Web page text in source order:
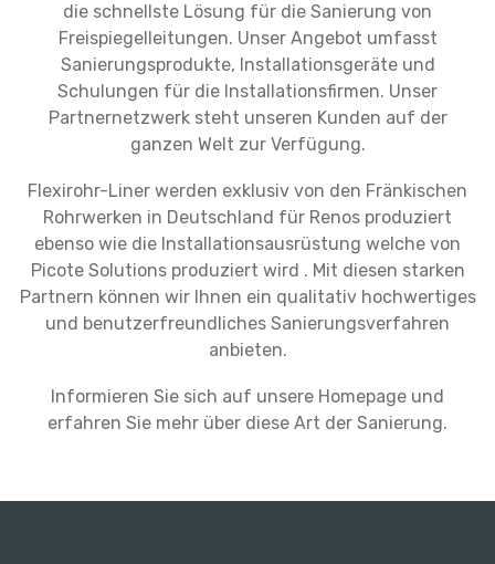
die schnellste Lösung für die Sanierung von
Freispiegelleitungen. Unser Angebot umfasst
Sanierungsprodukte, Installationsgeräte und
Schulungen für die Installationsfirmen. Unser
Partnernetzwerk steht unseren Kunden auf der
ganzen Welt zur Verfügung.
Flexirohr-Liner werden exklusiv von den Fränkischen
Rohrwerken in Deutschland für Renos produziert
ebenso wie die Installationsausrüstung welche von
Picote Solutions produziert wird . Mit diesen starken
Partnern können wir Ihnen ein qualitativ hochwertiges
und benutzerfreundliches Sanierungsverfahren
anbieten.
Informieren Sie sich auf unsere Homepage und
erfahren Sie mehr über diese Art der Sanierung.